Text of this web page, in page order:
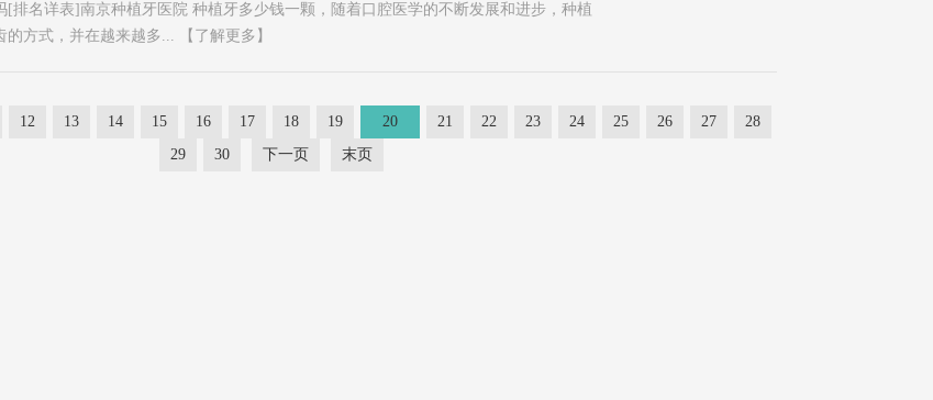
[排名详表]南京种植牙医院 种植牙多少钱一颗，随着口腔医学的不断发展和进步，种植
的方式，并在越来越多...
【了解更多】
12 13 14 15 16 17 18 19 20 21 22 23 24 25 26 27
28
29
30 下一页 末页